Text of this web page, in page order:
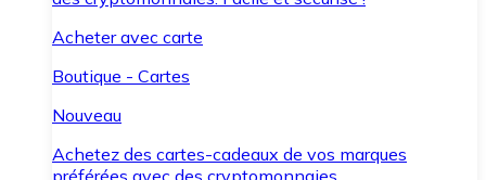
Acheter avec carte
Boutique - Cartes
Nouveau
Achetez des cartes-cadeaux de vos marques
préférées avec des cryptomonnaies.